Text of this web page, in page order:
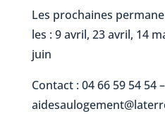
Les prochaines
les : 9 avril, 23 avril, 14
juin
Contact : 04 66 59 54 54 –